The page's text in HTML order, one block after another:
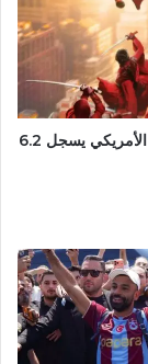
شباك التذاكر الأمريكي يسجل 6.2